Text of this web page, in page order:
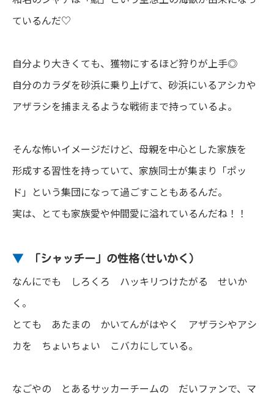
ているんだ♡
自分より大きくても、 獲物にするほど狩りが上手◎
自分のカラダを砂浜に乗り上げて、 砂浜にいるアシカや
アザラシを捕まえるような戦術まで持っているよ。
そんな怖いイメージだけど、 母親を中心とした家族を
形成する習性を持っていて、 家族同士が集まり「ポッ
ド」という集団になって過ごすこともあるんだ。
実は、とても家族愛や仲間愛に溢れているんだね！！
▼ 「シャッチー」の性格(せいかく)
なんにでも しろくろ ハッキリつけたがる せいか
く。
とても あたまの かいてんがはやく アザラシやアシ
カを ちょいちょい こバカにしている。
なごやの とあるサッカーチームの だいファンで、マ